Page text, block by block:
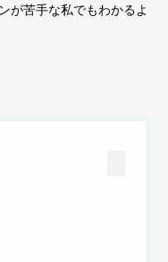
が苦手な私でもわかるよ